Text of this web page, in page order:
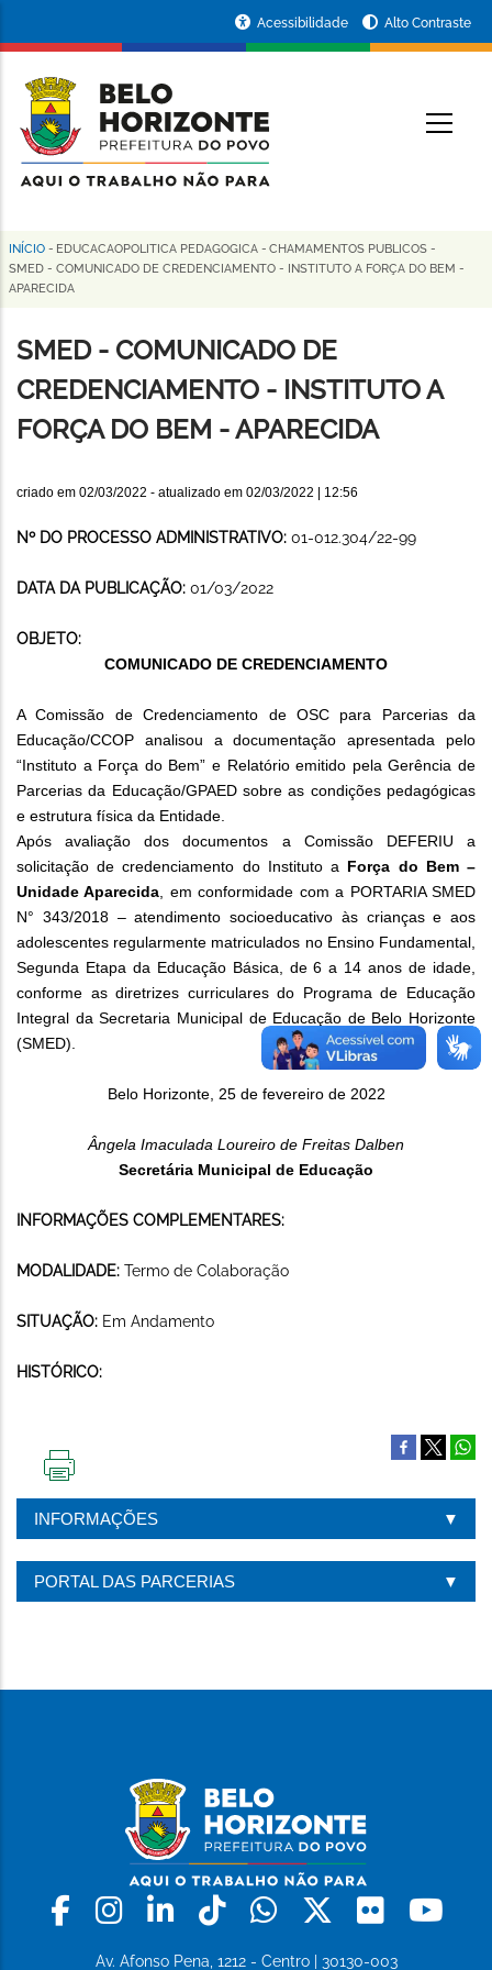
conteúdo
principal
da
Prefeitura
de
Horizonte
Acessibilidade Alto Contraste
Trilha
de
navegação
INÍCIO - EDUCACAOPOLITICA PEDAGOGICA - CHAMAMENTOS PUBLICOS -
SMED - COMUNICADO DE CREDENCIAMENTO - INSTITUTO A FORÇA DO BEM -
APARECIDA
SMED - COMUNICADO DE
CREDENCIAMENTO - INSTITUTO A
FORÇA DO BEM - APARECIDA
criado em 02/03/2022 - atualizado em 02/03/2022 | 12:56
Nº DO PROCESSO ADMINISTRATIVO: 01-012.304/22-99
DATA DA PUBLICAÇÃO: 01/03/2022
OBJETO:
COMUNICADO DE CREDENCIAMENTO
A Comissão de Credenciamento de OSC para Parcerias da
Educação/CCOP analisou a documentação apresentada pelo
“Instituto a Força do Bem” e Relatório emitido pela Gerência de
Parcerias da Educação/GPAED sobre as condições pedagógicas
e estrutura física da Entidade.
Após avaliação dos documentos a Comissão DEFERIU a
solicitação de credenciamento do Instituto a Força do Bem –
Unidade Aparecida , em conformidade com a PORTARIA SMED
N° 343/2018 – atendimento socioeducativo às crianças e aos
adolescentes regularmente matriculados no Ensino Fundamental,
Segunda Etapa da Educação Básica, de 6 a 14 anos de idade,
conforme as diretrizes curriculares do Programa de Educação
Integral da Secretaria Municipal de Educação de Belo Horizonte
(SMED).
Belo Horizonte, 25 de fevereiro de 2022
Ângela Imaculada Loureiro de Freitas Dalben
Secretária Municipal de Educação
INFORMAÇÕES COMPLEMENTARES:
MODALIDADE: Termo de Colaboração
SITUAÇÃO: Em Andamento
HISTÓRICO:
PÁGINA
INFORMAÇÕES
PORTAL DAS PARCERIAS
Facebook
Instagram
LinkedinTiktokWhatsapp
X Flickr
Av. Afonso Pena, 1212 - Centro | 30130-003